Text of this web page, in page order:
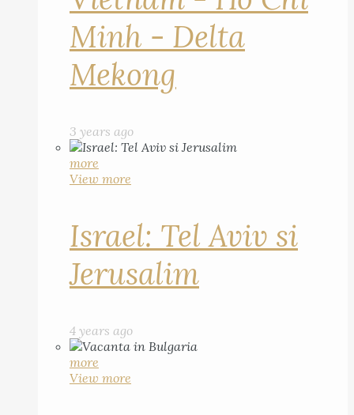
Minh - Delta
Mekong
3 years ago
more
View more
Israel: Tel Aviv si
Jerusalim
4 years ago
more
View more